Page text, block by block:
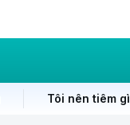
Tôi nên tiêm gì